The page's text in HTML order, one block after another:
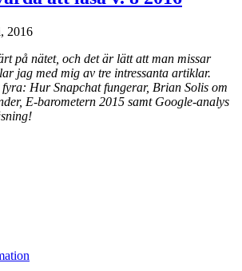
2016
på nätet, och det är lätt att man missar
jag med mig av tre intressanta artiklar.
fyra: Hur Snapchat fungerar, Brian Solis om
E-barometern 2015 samt Google-analys